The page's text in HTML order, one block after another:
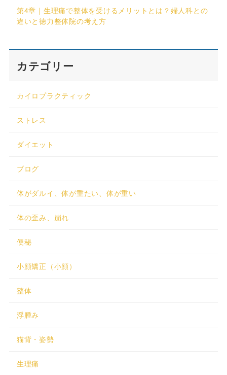
第4章｜生理痛で整体を受けるメリットとは？婦人科との
違いと徳力整体院の考え方
カテゴリー
カイロプラクティック
ストレス
ダイエット
ブログ
体がダルイ、体が重たい、体が重い
体の歪み、崩れ
便秘
小顔矯正（小顔）
整体
浮腫み
猫背・姿勢
生理痛